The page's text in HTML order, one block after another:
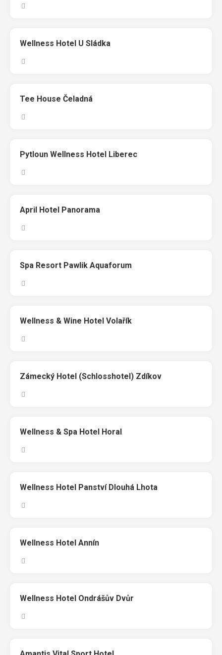
Wellness Hotel U Sládka
Tee House Čeladná
Pytloun Wellness Hotel Liberec
April Hotel Panorama
Spa Resort Pawlik Aquaforum
Wellness & Wine Hotel Volařík
Zámecký Hotel (Schlosshotel) Zdíkov
Wellness & Spa Hotel Horal
Wellness Hotel Panství Dlouhá Lhota
Wellness Hotel Annín
Wellness Hotel Ondrášův Dvůr